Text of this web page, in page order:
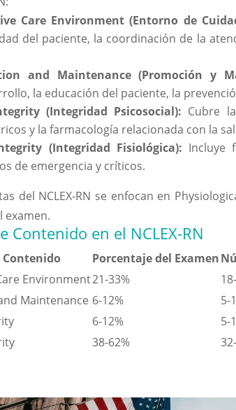
Care Environment (Entorno de
del paciente, la coordinación de la
and Maintenance (Promoción y
la educación del paciente, la
(Integridad Psicosocial): Cubre
y la farmacología relacionada con la
(Integridad Fisiológica): Incluye
de emergencia y críticos.
del NCLEX-RN se enfocan en
examen.
Contenido en el NCLEX-RN
Contenido Porcentaje del Examen
Environment21-33%
Maintenance 6-12%
5-
6-12%
5-
38-62%